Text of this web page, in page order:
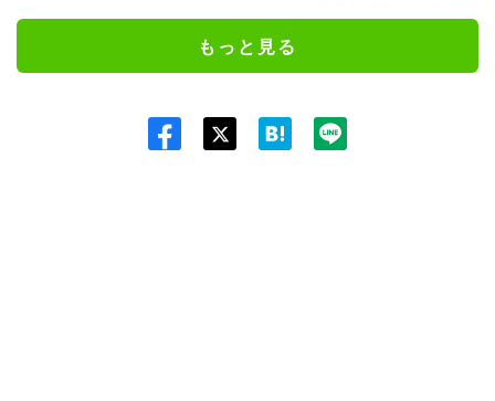
もっと見る